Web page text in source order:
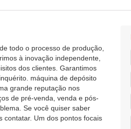
todo o processo de produção,
à inovação independente,
dos clientes. Garantimos
máquina de depósito
grande reputação nos
de pré-venda, venda e pós-
Se você quiser saber
contatar. Um dos pontos focais